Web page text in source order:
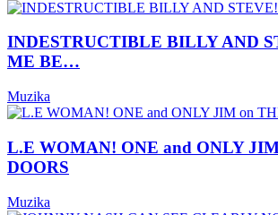
INDESTRUCTIBLE BILLY AND
ME BE…
Muzika
L.E WOMAN! ONE and ONLY
DOORS
Muzika